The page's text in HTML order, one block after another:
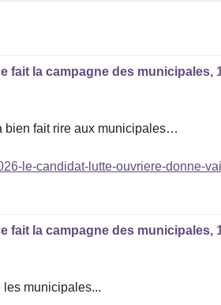
fait la campagne des municipales,
bien fait rire aux municipales…
le-candidat-lutte-ouvriere-donne-
fait la campagne des municipales,
les municipales...